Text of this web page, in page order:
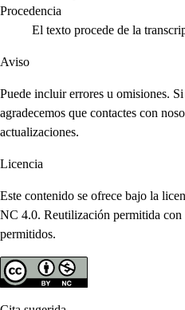
Procedencia
El texto procede de la
Aviso
Puede incluir errores u omisiones.
agradecemos que contactes con
actualizaciones.
Licencia
Este contenido se ofrece bajo la
NC 4.0. Reutilización permitida con
permitidos.